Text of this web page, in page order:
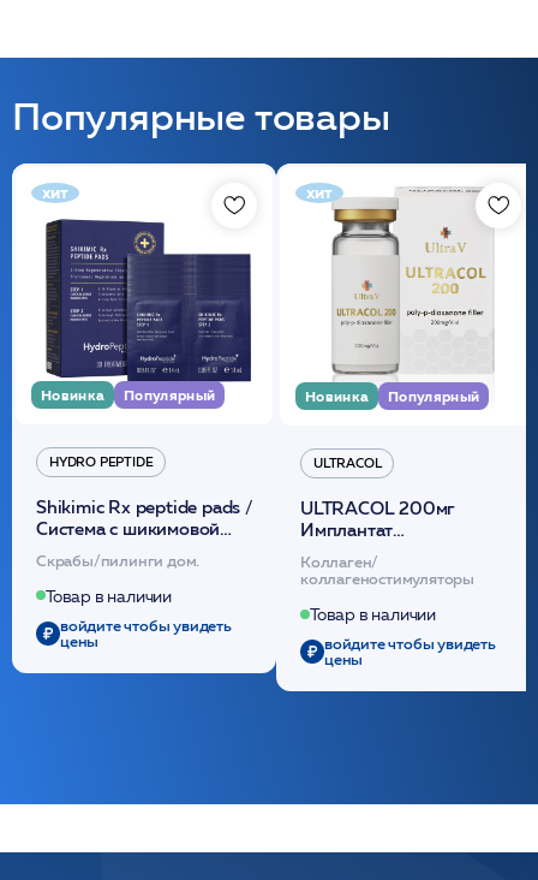
Популярные товары
хит
Новинка Популярный
HYDRO PEPTIDE
Shikimic Rx peptide pads /
Cистема с шикимовой
кислотой обновляющая
(30шт) /HP
Скрабы/пилинги дом.
Товар в наличии
войдите чтобы увидеть
цены
хит
Новинка Популярный
ULTRACOL
ULTRACOL 200мг
Имплантат
внутридермальный,
стерильный на основе
полидиоксанона
/ULTRACOL
Коллаген/
коллагеностимуляторы
Товар в наличии
войдите чтобы увидеть
цены